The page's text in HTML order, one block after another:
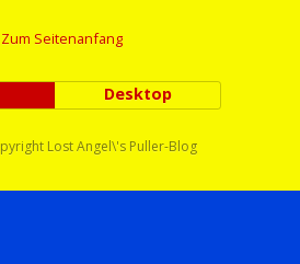
Zum Seitenanfang
Desktop
Lost Angel\'s Puller-Blog